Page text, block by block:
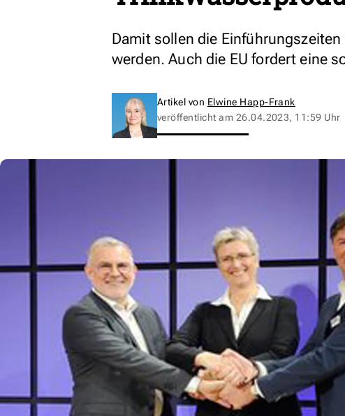
Damit sollen die
werden. Auch die EU fordert eine
Artikel von Elwine Happ-Frank
veröffentlicht am 26.04.2023, 11:59 Uhr